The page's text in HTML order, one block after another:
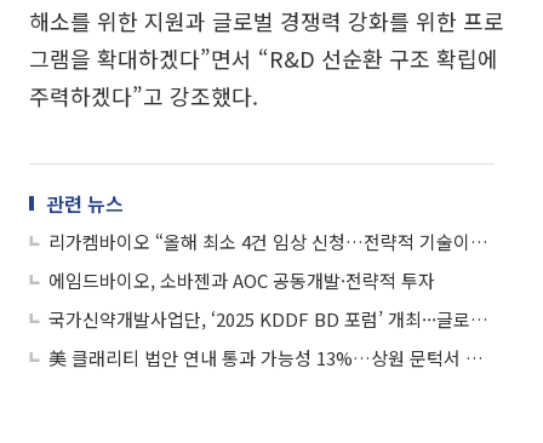
해소를 위한 지원과 글로벌 경쟁력 강화를 위한 프로
그램을 확대하겠다”면서 “R&D 선순환 구조 확립에
주력하겠다”고 강조했다.
관련 뉴스
리가켐바이오 “올해 최소 4건 임상 신청…전략적 기술이전 추진”
에임드바이오, 소바젠과 AOC 공동개발·전략적 투자
국가신약개발사업단, ‘2025 KDDF BD 포럼’ 개최···글로벌 BD 전략 논의
美 클래리티 법안 연내 통과 가능성 13%…상원 문턱서 제동